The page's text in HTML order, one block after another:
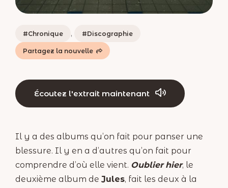
Catégories
Chronique , Discographie
Écoutez l'extrait maintenant
Il y a des albums qu’on fait pour panser une
blessure. Il y en a d’autres qu’on fait pour
comprendre d’où elle vient. Oublier hier, le
deuxième album de Jules, fait les deux à la